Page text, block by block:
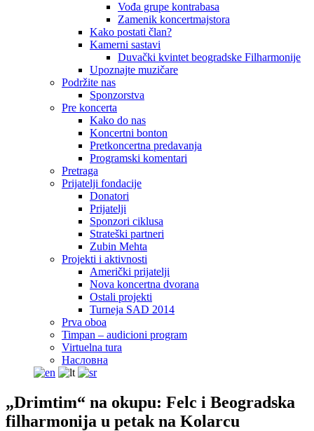
Vođa grupe kontrabasa
Zamenik koncertmajstora
Kako postati član?
Kamerni sastavi
Duvački kvintet beogradske Filharmonije
Upoznajte muzičare
Podržite nas
Sponzorstva
Pre koncerta
Kako do nas
Koncertni bonton
Pretkoncertna predavanja
Programski komentari
Pretraga
Prijatelji fondacije
Donatori
Prijatelji
Sponzori ciklusa
Strateški partneri
Zubin Mehta
Projekti i aktivnosti
Američki prijatelji
Nova koncertna dvorana
Ostali projekti
Turneja SAD 2014
Prva oboa
Timpan – audicioni program
Virtuelna tura
Насловна
„Drimtim“ na okupu: Felc i Beogradska
filharmonija u petak na Kolarcu